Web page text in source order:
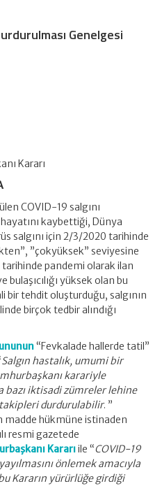
Genelgesi
Kararı
COVID-19 salgını
kaybettiği, Dünya
salgını için 2/3/2020 tarihinde
”çokyüksek” seviyesine
tarihinde pandemi olarak ilan
yüksek olan bu
bir tehdit oluşturduğu, salgının
birçok tedbir alındığı
“Fevkalade hallerde tatil”
Salgın hastalık, umumi bir
karariyle
bazı iktisadi zümreler lehine
durdurulabilir. ”
madde hükmüne istinaden
resmi gazetede
Kararıile “COVID-19
önlemek amacıyla
Kararın yürürlüğe girdiği